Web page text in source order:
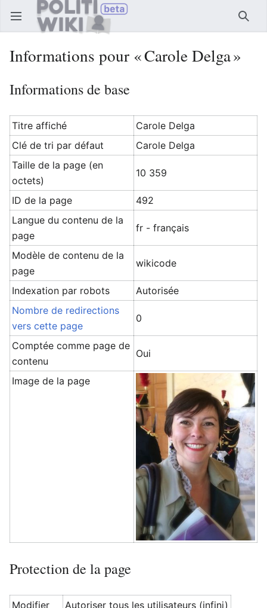
Ouvrir le menu principal
Informations pour « Carole Delga »
Informations de base
Titre affiché
Carole Delga
Clé de tri par défaut
Carole Delga
Taille de la page (en
octets)
10 359
ID de la page
492
Langue du contenu de la
page
fr - français
Modèle de contenu de la
page
wikicode
Indexation par robots
Autorisée
Nombre de redirections
vers cette page
0
Comptée comme page de
contenu
Oui
Image de la page
Protection de la page
Modifier
Autoriser tous les utilisateurs (infini)